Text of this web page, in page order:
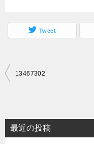
Tweet
投
ビ
ゲ
13467302
最近の投稿